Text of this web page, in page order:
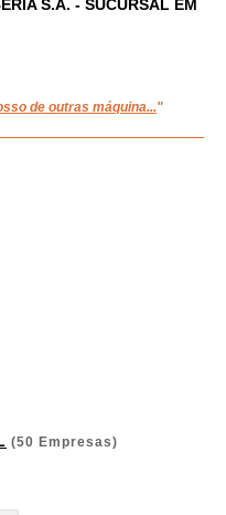
S.A. - SUCURSAL EM
de outras máquina..."
(50 Empresas)